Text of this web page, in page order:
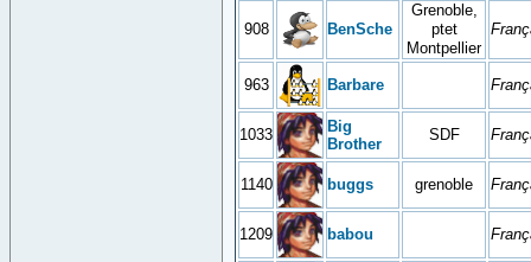
908 BenSche
Grenoble,
ptet
Montpellier
963 Barbare
1033
Big
Brother
SDF
1140 buggs grenoble
1209 babou